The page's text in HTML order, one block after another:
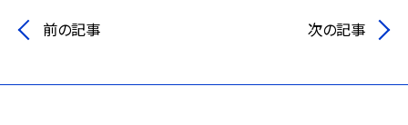
前の記事 次の記事